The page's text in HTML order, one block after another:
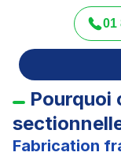
01
Pourquoi
Fabrication